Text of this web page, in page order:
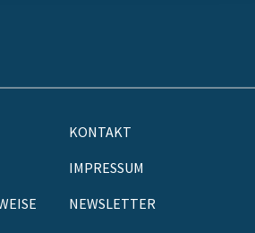
KONTAKT
IMPRESSUM
NEWSLETTER